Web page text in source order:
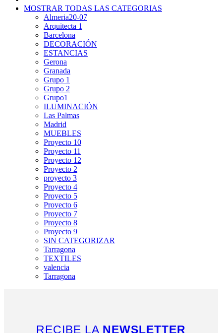
MOSTRAR TODAS LAS CATEGORIAS
Almeria20-07
Arquitecta 1
Barcelona
DECORACIÓN
ESTANCIAS
Gerona
Granada
Grupo 1
Grupo 2
Grupo1
ILUMINACIÓN
Las Palmas
Madrid
MUEBLES
Proyecto 10
Proyecto 11
Proyecto 12
Proyecto 2
proyecto 3
Proyecto 4
Proyecto 5
Proyecto 6
Proyecto 7
Proyecto 8
Proyecto 9
SIN CATEGORIZAR
Tarragona
TEXTILES
valencia
Tarragona
RECIBE LA NEWSLETTER